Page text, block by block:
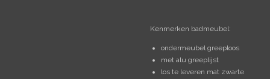
Kenmerken badmeubel:
ondermeubel greeploos
met alu greeplijst
los te leveren mat zwarte